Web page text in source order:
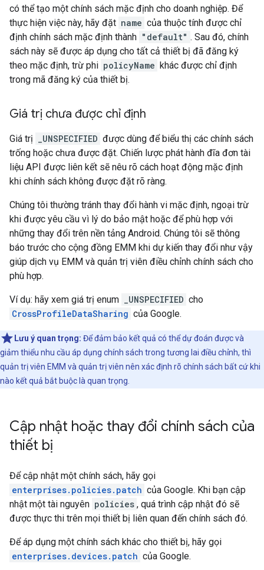
có thể tạo một chính sách mặc định cho doanh nghiệp. Để
thực hiện việc này, hãy đặt name của thuộc tính được chỉ
định chính sách mặc định thành "default" . Sau đó, chính
sách này sẽ được áp dụng cho tất cả thiết bị đã đăng ký
theo mặc định, trừ phi policyName khác được chỉ định
trong mã đăng ký của thiết bị.
Giá trị chưa được chỉ định
Giá trị _UNSPECIFIED được dùng để biểu thị các chính sách
trống hoặc chưa được đặt. Chiến lược phát hành đĩa đơn tài
liệu API được liên kết sẽ nêu rõ cách hoạt động mặc định
khi chính sách không được đặt rõ ràng.
Chúng tôi thường tránh thay đổi hành vi mặc định, ngoại trừ
khi được yêu cầu vì lý do bảo mật hoặc để phù hợp với
những thay đổi trên nền tảng Android. Chúng tôi sẽ thông
báo trước cho cộng đồng EMM khi dự kiến thay đổi như vậy
giúp dịch vụ EMM và quản trị viên điều chỉnh chính sách cho
phù hợp.
Ví dụ: hãy xem giá trị enum _UNSPECIFIED cho
CrossProfileDataSharing của Google.
Lưu ý quan trọng: Để đảm bảo kết quả có thể dự đoán được và
giảm thiểu nhu cầu áp dụng chính sách trong tương lai điều chỉnh, thì
quản trị viên EMM và quản trị viên nên xác định rõ chính sách bất cứ khi
nào kết quả bắt buộc là quan trọng.
Cập nhật hoặc thay đổi chính sách của
thiết bị
Để cập nhật một chính sách, hãy gọi
enterprises.policies.patch của Google. Khi bạn cập
nhật một tài nguyên policies , quá trình cập nhật đó sẽ
được thực thi trên mọi thiết bị liên quan đến chính sách đó.
Để áp dụng một chính sách khác cho thiết bị, hãy gọi
enterprises.devices.patch của Google.